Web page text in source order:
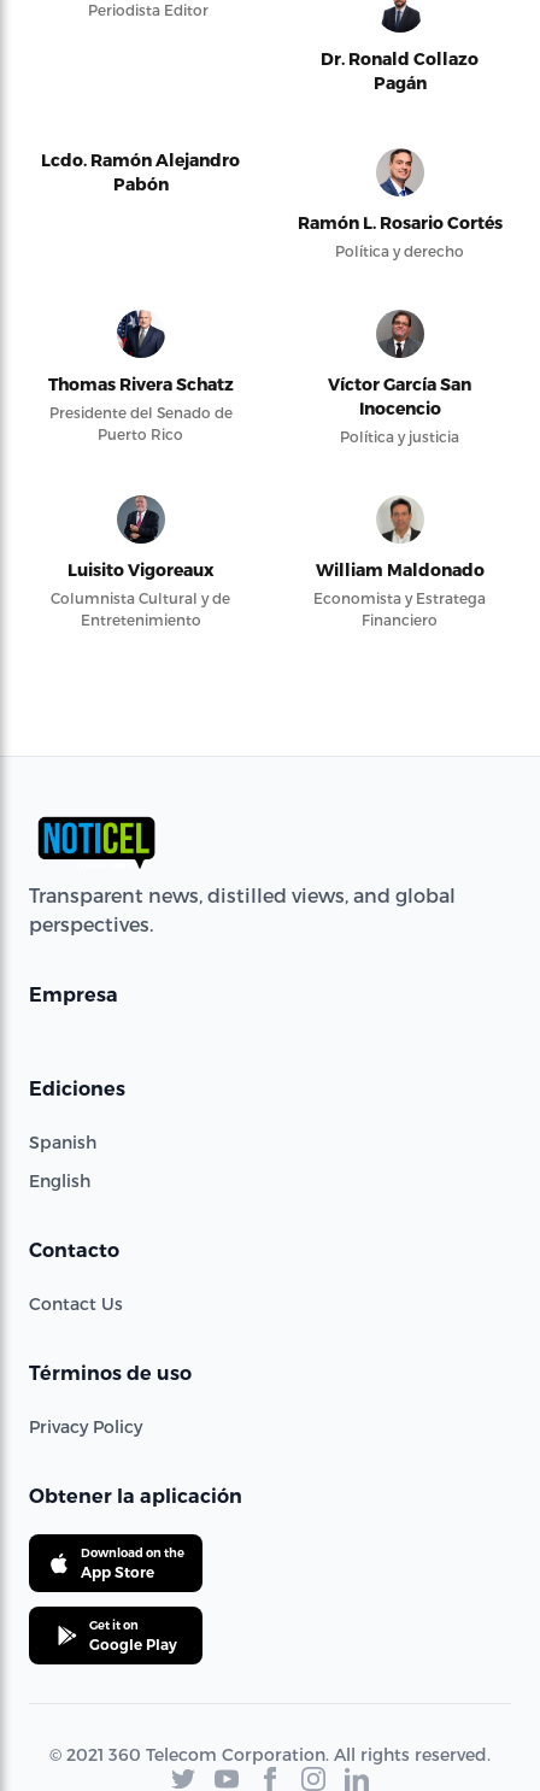
Periodista Editor
Dr. Ronald Collazo
Pagán
Lcdo. Ramón Alejandro
Pabón
Ramón L. Rosario Cortés
Política y derecho
Thomas Rivera Schatz
Presidente del Senado de
Puerto Rico
Víctor García San
Inocencio
Política y justicia
Luisito Vigoreaux
Columnista Cultural y de
Entretenimiento
William Maldonado
Economista y Estratega
Financiero
Transparent news, distilled views, and global
perspectives.
Empresa
Ediciones
Spanish
English
Contacto
Contact Us
Términos de uso
Privacy Policy
Obtener la aplicación
Download on the
App Store
Get it on
Google Play
© 2021 360 Telecom Corporation. All rights reserved.